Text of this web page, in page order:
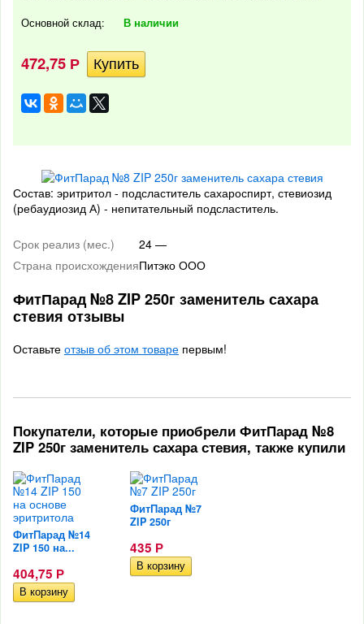
Основной склад: В наличии
472,75 Р
Состав: эритритол - подсластитель сахароспирт, стевиозид
(ребаудиозид А) - непитательный подсластитель.
Срок реализ (мес.)
24 —
Страна происхожденияПитэко ООО
ФитПарад №8 ZIP 250г заменитель сахара
стевия отзывы
Оставьте отзыв об этом товаре первым!
Покупатели, которые приобрели ФитПарад №8
ZIP 250г заменитель сахара стевия, также купили
ФитПарад №14
ZIP 150 на...
404,75 Р
ФитПарад №7
ZIP 250г
435 Р